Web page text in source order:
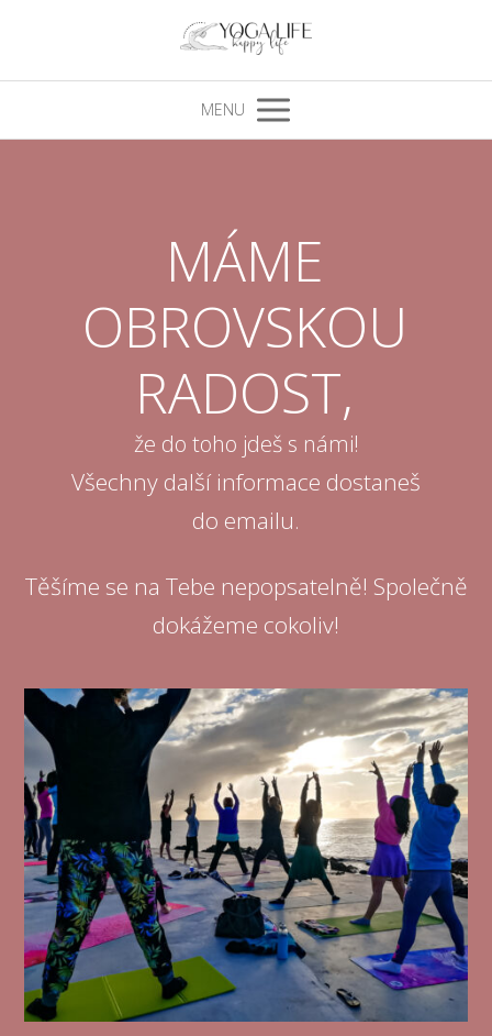
MENU
MÁME
OBROVSKOU
RADOST,
že do toho jdeš s námi!
Všechny další informace dostaneš
do emailu.
Těšíme se na Tebe nepopsatelně! Společně
dokážeme cokoliv!